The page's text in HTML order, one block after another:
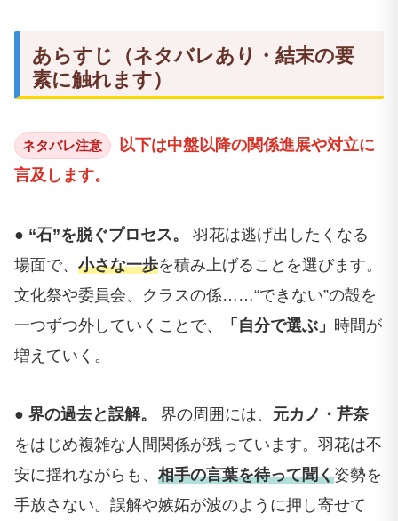
あらすじ（ネタバレあり・結末の要
素に触れます）
ネタバレ注意
以下は中盤以降の関係進展や対立に
言及します。
● “石”を脱ぐプロセス。
羽花は逃げ出したくなる
場面で、 小さな一歩を積み上げることを選びます。
文化祭や委員会、クラスの係……“できない”の殻を
一つずつ外していくことで、
「自分で選ぶ」 時間が
増えていく。
● 界の過去と誤解。 界の周囲には、 元カノ・芹奈
をはじめ複雑な人間関係が残っています。羽花は不
安に揺れながらも、 相手の言葉を待って聞く姿勢を
手放さない。誤解や嫉妬が波のように押し寄せて